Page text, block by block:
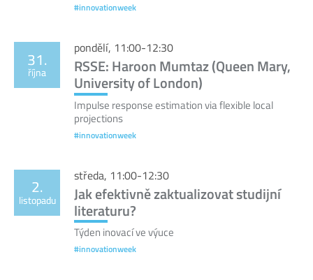
#innovationweek
31.
října
pondělí, 11:00-12:30
RSSE: Haroon Mumtaz (Queen Mary,
University of London)
Impulse response estimation via flexible local
projections
#innovationweek
2.
listopadu
středa, 11:00-12:30
Jak efektivně zaktualizovat studijní
literaturu?
Týden inovací ve výuce
#innovationweek